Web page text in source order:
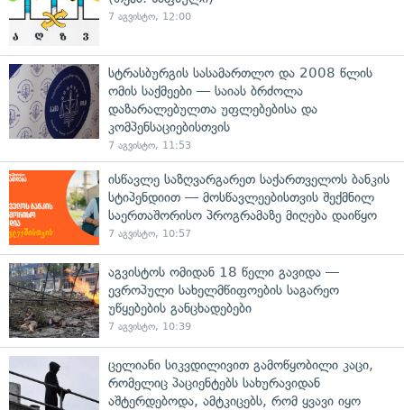
7 აგვისტო, 12:00
სტრასბურგის სასამართლო და 2008 წლის
ომის საქმეები — საიას ბრძოლა
დაზარალებულთა უფლებებისა და
კომპენსაციებისთვის
7 აგვისტო, 11:53
ისწავლე საზღვარგარეთ საქართველოს ბანკის
სტიპენდიით — მოსწავლეებისთვის შექმნილ
საერთაშორისო პროგრამაზე მიღება დაიწყო
7 აგვისტო, 10:57
აგვისტოს ომიდან 18 წელი გავიდა —
ევროპული სახელმწიფოების საგარეო
უწყებების განცხადებები
7 აგვისტო, 10:39
ცელიანი სიკვდილივით გამოწყობილი კაცი,
რომელიც პაციენტებს სახურავიდან
აშტერდებოდა, ამტკიცებს, რომ ყვავი იყო